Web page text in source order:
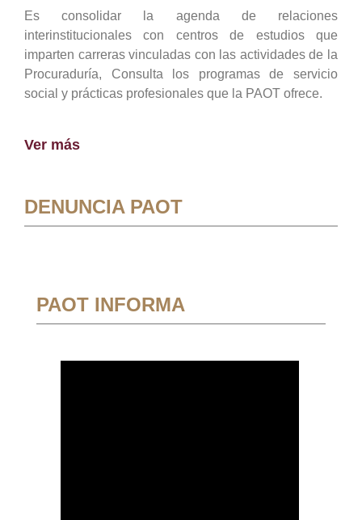
Es consolidar la agenda de relaciones
interinstitucionales con centros de estudios que
imparten carreras vinculadas con las actividades de la
Procuraduría, Consulta los programas de servicio
social y prácticas profesionales que la PAOT ofrece.
Ver más
DENUNCIA PAOT
PAOT INFORMA